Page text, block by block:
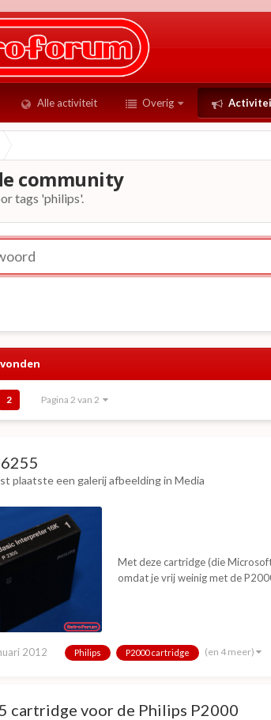
Alle activiteit Overig
community
tags 'philips'.
2 Pagina 2 van 2
plaatste een galerij afbeelding in Media
Met deze cartridge (die
omdat je vrij weinig met de
2012 Philips P2000 cartridge (en 4 meer)
cartridge voor de Philips P2000